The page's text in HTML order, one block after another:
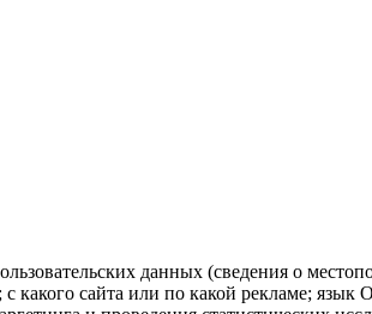
данных (сведения о
какого сайта или по какой рекламе;